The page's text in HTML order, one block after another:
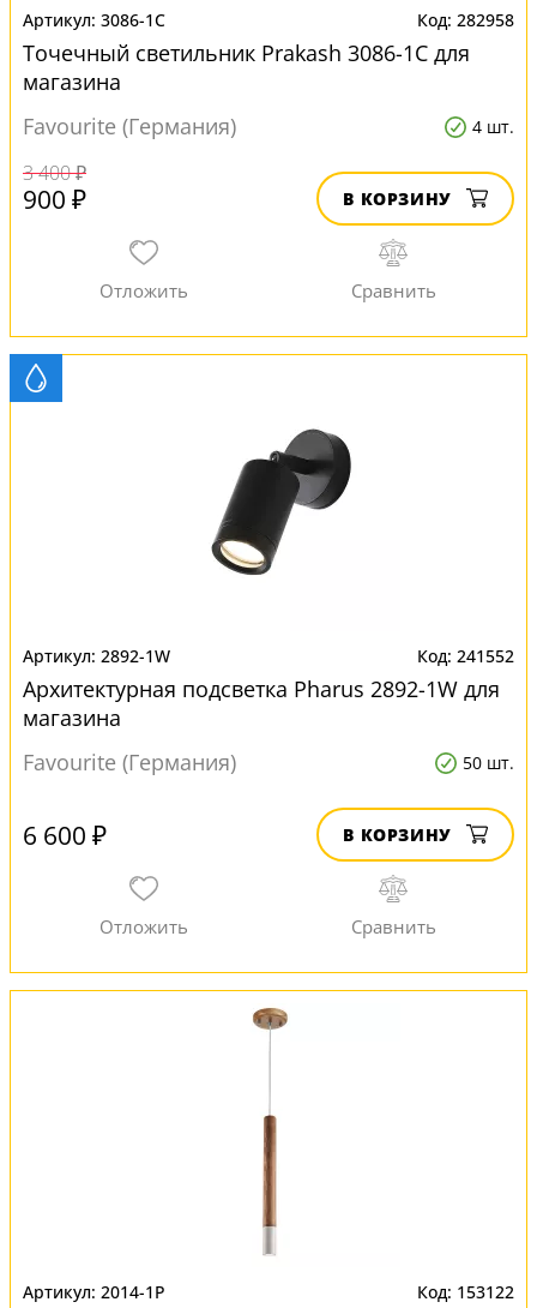
3086-1C 282958
Точечный светильник Prakash 3086-1C для
магазина
Favourite (Германия)
4 шт.
3 400 ₽
900 ₽ В КОРЗИНУ
2892-1W 241552
Архитектурная подсветка Pharus 2892-1W для
магазина
Favourite (Германия)
50 шт.
6 600 ₽ В КОРЗИНУ
2014-1P 153122